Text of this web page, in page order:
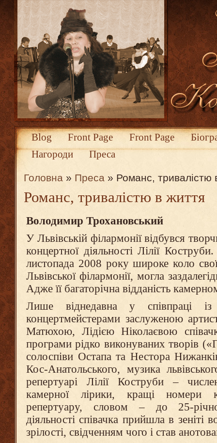
Blog Front Page Front Page
Нагороди
Преса
Головна » Преса » Романс, тривалістю
Романс, тривалістю в життя
Володимир Трохановський
У Львівській філармонії відбувся
концертної діяльності Лілії
листопада 2008 року широке коло
Львівської філармонії, могла
Адже її багаторічна відданість
Лише віднедавна у співпраці із
концертмейстерами заслуженою
Матюхою, Лідією Ніколаєвою
програми рідко виконуваних творів
солоспіви Остапа та Нестора
Кос-Анатольського, музика
репертуарі Лілії Коструби –
камерної лірики, кращі номери
репертуару, словом – до 25-
діяльності співачка прийшла в зеніті
зрілості, свідченням чого і став